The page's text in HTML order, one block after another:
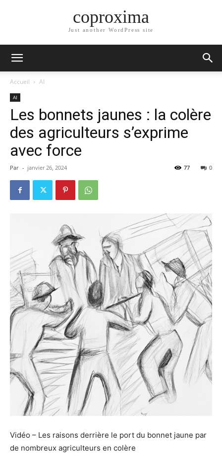
coproxima
Just another WordPress site
Accueil AI
AI
Les bonnets jaunes : la colère
des agriculteurs s’exprime
avec force
Par - janvier 26, 2024 0
77
Vidéo – Les raisons derrière le port du bonnet jaune par
de nombreux agriculteurs en colère